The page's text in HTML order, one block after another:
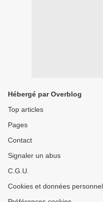
Hébergé par Overblog
Top articles
Pages
Contact
Signaler un abus
C.G.U.
Cookies et données